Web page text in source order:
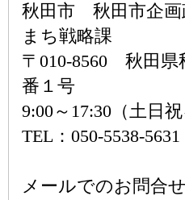
秋田市 秋田市企
まち戦略課
〒010-8560 秋田県
番１号
9:00～17:30（土日祝
TEL：050-5538-5631
メールでのお問合せ